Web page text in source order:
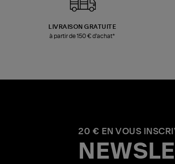
LIVRAISON GRATUITE
à partir de 150 € d'achat*
20 € EN VOUS